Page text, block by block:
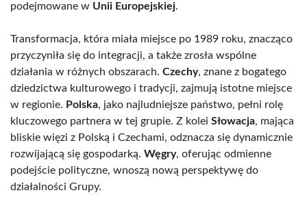
podejmowane w Unii Europejskiej.
Transformacja, która miała miejsce po 1989 roku, znacząco
przyczyniła się do integracji, a także zrosła wspólne
działania w różnych obszarach. Czechy, znane z bogatego
dziedzictwa kulturowego i tradycji, zajmują istotne miejsce
w regionie. Polska, jako najludniejsze państwo, pełni rolę
kluczowego partnera w tej grupie. Z kolei Słowacja, mająca
bliskie więzi z Polską i Czechami, odznacza się dynamicznie
rozwijającą się gospodarką. Węgry, oferując odmienne
podejście polityczne, wnoszą nową perspektywę do
działalności Grupy.